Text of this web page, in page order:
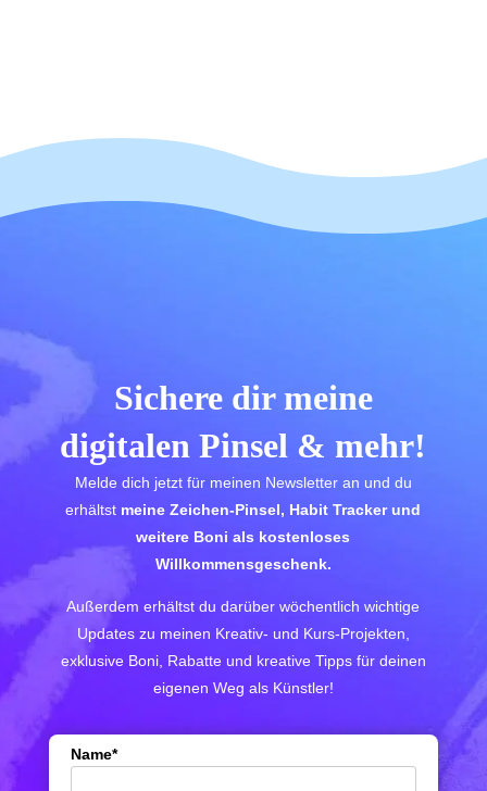
Sichere dir meine
digitalen Pinsel & mehr!
Melde dich jetzt für meinen Newsletter an und du
erhältst meine Zeichen-Pinsel, Habit Tracker und
weitere Boni als kostenloses
Willkommensgeschenk.
Außerdem erhältst du darüber wöchentlich wichtige
Updates zu meinen Kreativ- und Kurs-Projekten,
exklusive Boni, Rabatte und kreative Tipps für deinen
eigenen Weg als Künstler!
Name*